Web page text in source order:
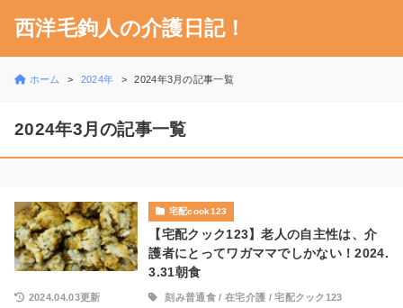
西洋毛鉤人の介護日記！
ホーム 2024年 2024年3月の記事一覧
2024年3月の記事一覧
宅配cook123
【宅配クック123】老人の自主性は、介
護者にとってワガママでしかない！2024.
3.31朝食
2024.04.03更新 刻み普通食/ 在宅介護 /宅配クック123